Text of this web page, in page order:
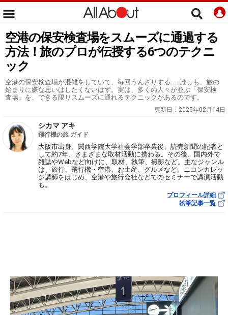
空港の保安検査場をスムーズに通過する
方法！旅のプロが伝授する6つのテクニ
ック
空港の保安検査場が混雑をしていて、毎回うんざりする……誰しも、旅の
始まりに嫌な思いはしたくないはず。実は、多くの人々が並ぶ「保安検
査場」を、できる限りスムーズに通れるテクニックがあるのです。
更新日： 2025年02月14日
シカマ アキ
飛行機の旅 ガイド
大阪市出身。関西学院大学社会学部卒業後、読売新聞の記者と
して約7年、さまざまな取材活動に携わる。その後、国内外で
雑誌やWebなど向けに、取材、執筆、撮影など。主なジャンル
は、旅行、飛行機・空港、お土産、グルメなど。ニコンカレッ
ジ講師をはじめ、空港や旅行会社などでのセミナーで講演活動
も。
プロフィール詳細
執筆記事一覧